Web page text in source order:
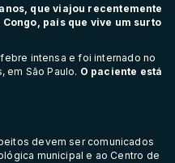
, que viajou recentemente
país que vive um surto
intensa e foi internado no
em São Paulo. O paciente está
devem ser comunicados
municipal e ao Centro de